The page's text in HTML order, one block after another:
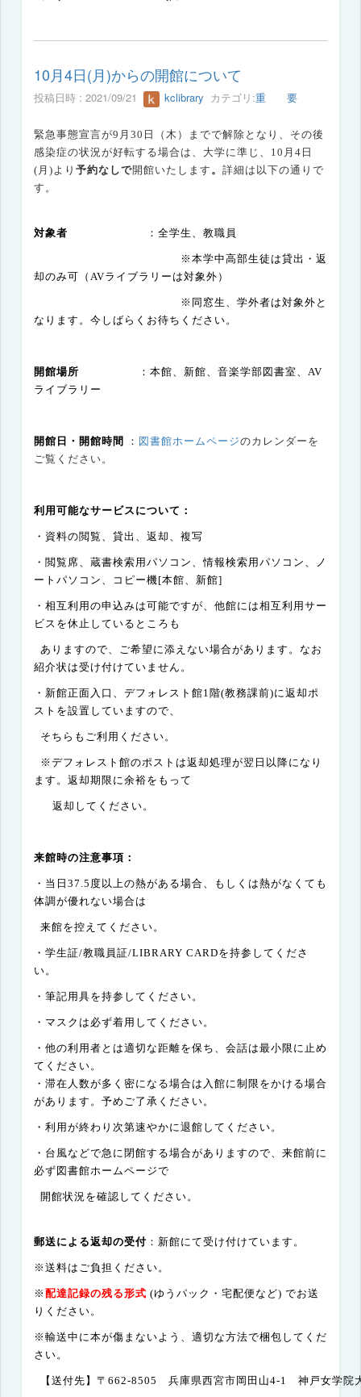
10月4日(月)からの開館について
投稿日時 : 2021/09/21 kclibrary カテゴリ:重 要
緊急事態宣言が9月30日（木）までで解除となり、その後
感染症の状況が好転する場合は、大学に準じ、 10 月 4 日
( 月 ) より 予約なしで開館いたします 。 詳細は以下の通りで
す。
対象者 ：全学生、教職員
※本学中高部生徒は貸出・返
却のみ可（AVライブラリーは対象外）
※同窓生、学外者は対象外と
なります。今しばらくお待ちください。
開館場所 ：本館、新館、音楽学部図書室、 AV
ライブラリー
開館日・開館時間 ： 図書館ホームページのカレンダーを
ご覧ください。
利用可能なサービスについて：
・資料の閲覧、貸出、返却、複写
・閲覧席、蔵書検索用パソコン、情報検索用パソコン、ノ
ートパソコン、コピー機[本館、新館]
・相互利用の申込みは可能ですが、他館には相互利用サー
ビスを休止しているところも
ありますので、ご希望に添えない場合があります。なお
紹介状は受け付けていません。
・新館正面入口、 デフォレスト館1 階(教務課前)に返却ポ
ストを設置していますので、
そちらもご利用ください。
※デフォレスト館のポストは返却処理が翌日以降になり
ます。返却期限に余裕をもって
返却してください。
来館時の注意事項：
・当日 37.5 度以上の熱がある場合、もしくは熱がなくても
体調が優れない場合は
来館を控えてください。
・学生証/教職員証/LIBRARY CARDを持参してくださ
い。
・筆記用具を持参してください。
・マスクは必ず着用してください。
・他の利用者とは適切な距離を保ち、会話は最小限に止め
てください。
・滞在人数が多く密になる場合は入館に制限をかける場合
があります。予めご了承ください。
・利用が終わり次第速やかに退館してください。
・台風などで急に閉館する場合がありますので、来館前に
必ず図書館ホームページで
開館状況を確認してください。
郵送による返却の受付 ：新館にて受け付けています。
※送料はご負担ください。
※ 配達記録の残る形式 (ゆうパック・宅配便など) でお送
りください。
※輸送中に本が傷まないよう、適切な方法で梱包してくだ
さい。
【送付先】〒 662-8505 兵庫県西宮市岡田山4-1 神戸女学院